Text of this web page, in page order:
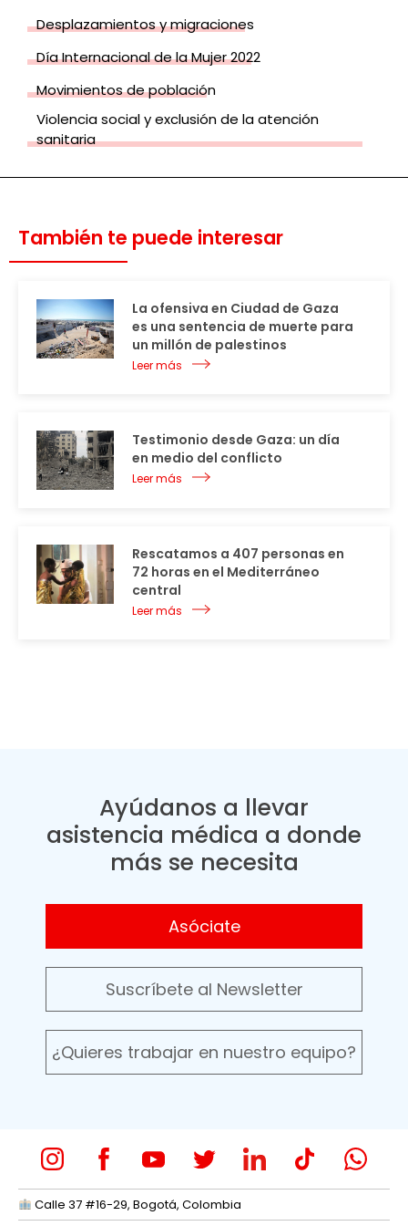
Desplazamientos y migraciones
Día Internacional de la Mujer 2022
Movimientos de población
Violencia social y exclusión de la atención
sanitaria
También te puede interesar
La ofensiva en Ciudad de Gaza
es una sentencia de muerte para
un millón de palestinos
Leer más
Testimonio desde Gaza: un día
en medio del conflicto
Leer más
Rescatamos a 407 personas en
72 horas en el Mediterráneo
central
Leer más
Ayúdanos a llevar
asistencia médica a donde
más se necesita
Asóciate
Suscríbete al Newsletter
¿Quieres trabajar en nuestro equipo?
Calle 37 #16-29, Bogotá, Colombia